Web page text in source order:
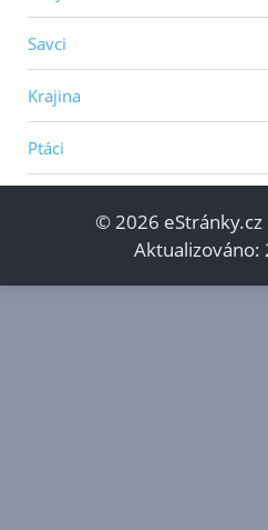
Savci
Krajina
Ptáci
© 2026 eStránky.cz
Aktualizováno: